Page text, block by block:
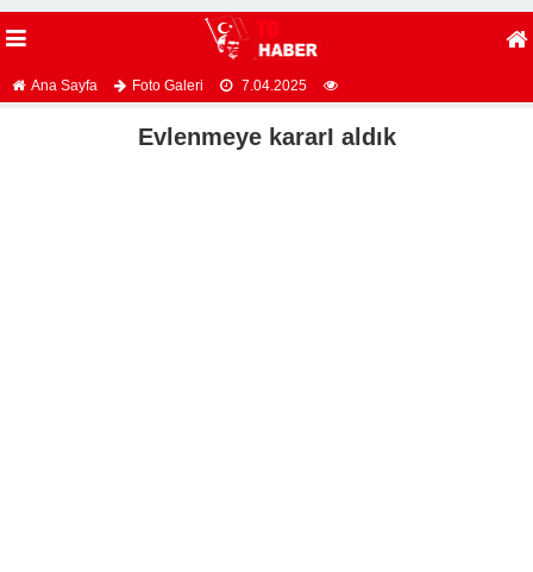
Ana Sayfa Foto Galeri 7.04.2025
Evlenmeye kararI aldık